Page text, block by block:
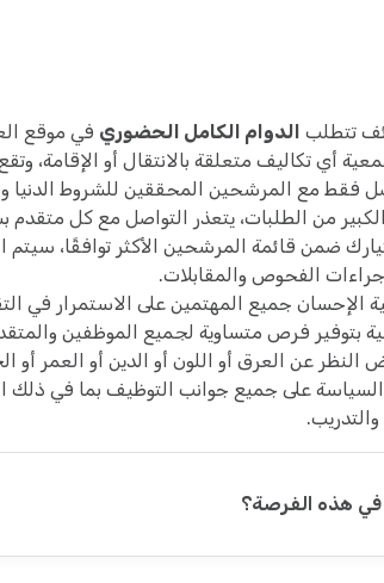
تتطلب الدوام الكامل الحضوري في موقع
أي تكاليف متعلقة بالانتقال أو الإقامة،
فقط مع المرشحين المحققين للشروط الدنيا
من الطلبات، يتعذر التواصل مع كل
ضمن قائمة المرشحين الأكثر توافقًا،
الفحوص والمقابلات.
جميع المهتمين على الاستمرار في
بتوفير فرص متساوية لجميع الموظفين
عن العرق أو اللون أو الدين أو العمر أو
على جميع جوانب التوظيف بما في ذلك
هذه الفرصة؟